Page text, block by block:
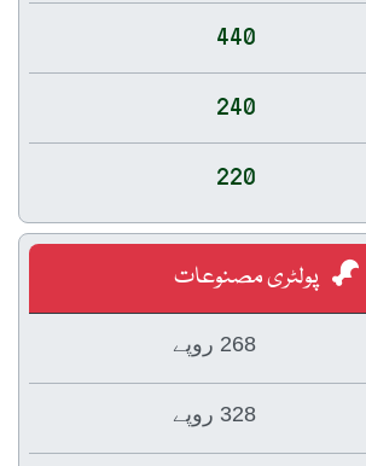
440
240
220
پولٹری مصنوعات
268 روپے
328 روپے